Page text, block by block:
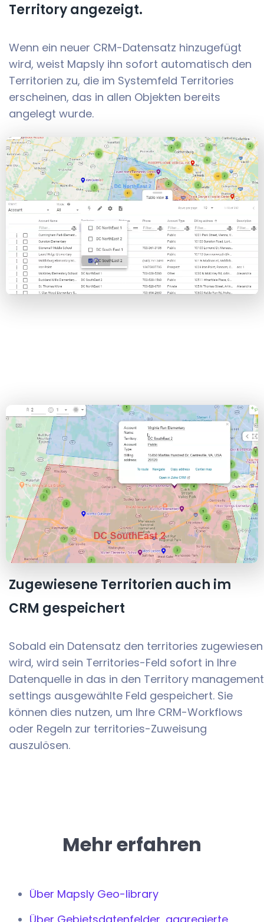
Territory angezeigt.
Wenn ein neuer CRM-Datensatz hinzugefügt
wird, weist Mapsly ihn sofort automatisch den
Territorien zu, die im Systemfeld Territories
erscheinen, das in allen Objekten bereits
angelegt wurde.
Zugewiesene Territorien auch im
CRM gespeichert
Sobald ein Datensatz den territories zugewiesen
wird, wird sein Territories-Feld sofort in Ihre
Datenquelle in das in den Territory management
settings ausgewählte Feld gespeichert. Sie
können dies nutzen, um Ihre CRM-Workflows
oder Regeln zur territories-Zuweisung
auszulösen.
Mehr erfahren
Über Mapsly Geo-library